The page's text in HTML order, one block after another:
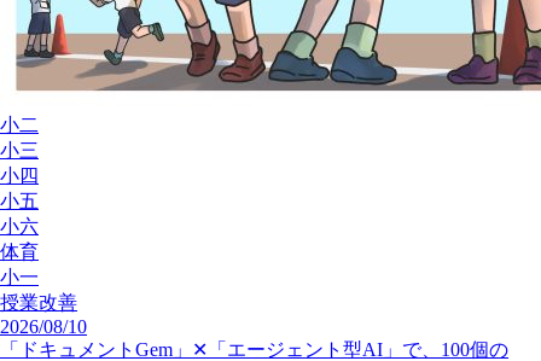
小二
小三
小四
小五
小六
体育
小一
授業改善
2026/08/10
「ドキュメントGem」✕「エージェント型AI」で、100個の